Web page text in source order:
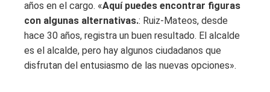
años en el cargo. «Aquí puedes encontrar figuras
con algunas alternativas.: Ruiz-Mateos, desde
hace 30 años, registra un buen resultado. El alcalde
es el alcalde, pero hay algunos ciudadanos que
disfrutan del entusiasmo de las nuevas opciones».